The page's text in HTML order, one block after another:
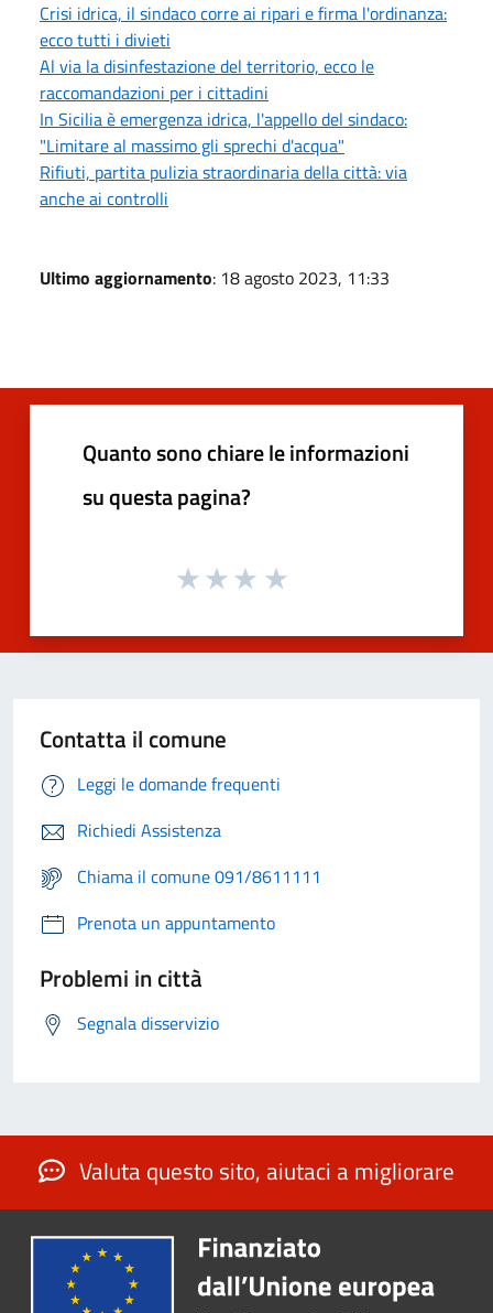
Crisi idrica, il sindaco corre ai ripari e firma l'ordinanza:
ecco tutti i divieti
Al via la disinfestazione del territorio, ecco le
raccomandazioni per i cittadini
In Sicilia è emergenza idrica, l'appello del sindaco:
"Limitare al massimo gli sprechi d'acqua"
Rifiuti, partita pulizia straordinaria della città: via
anche ai controlli
Ultimo aggiornamento: 18 agosto 2023, 11:33
Quanto sono chiare le informazioni
su questa pagina?
Contatta il comune
Leggi le domande frequenti
Richiedi Assistenza
Chiama il comune 091/8611111
Prenota un appuntamento
Problemi in città
Segnala disservizio
Valuta questo sito, aiutaci a migliorare